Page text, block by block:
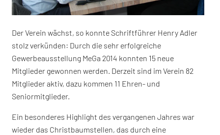
Der Verein wächst, so konnte Schriftführer Henry Adler
stolz verkünden: Durch die sehr erfolgreiche
Gewerbeausstellung MeGa 2014 konnten 15 neue
Mitglieder gewonnen werden. Derzeit sind im Verein 82
Mitglieder aktiv, dazu kommen 11 Ehren- und
Seniormitglieder.
Ein besonderes Highlight des vergangenen Jahres war
wieder das Christbaumstellen, das durch eine